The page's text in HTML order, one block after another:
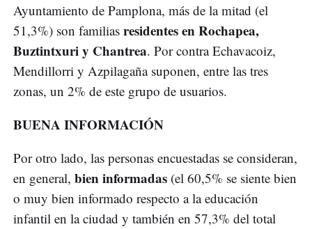
Ayuntamiento de Pamplona, más de la mitad (el
51,3%) son familias residentes en Rochapea,
Buztintxuri y Chantrea. Por contra Echavacoiz,
Mendillorri y Azpilagaña suponen, entre las tres
zonas, un 2% de este grupo de usuarios.
BUENA INFORMACIÓN
Por otro lado, las personas encuestadas se consideran,
en general, bien informadas (el 60,5% se siente bien
o muy bien informado respecto a la educación
infantil en la ciudad y también en 57,3% del total